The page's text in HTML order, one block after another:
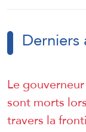
Le
sont morts
travers la